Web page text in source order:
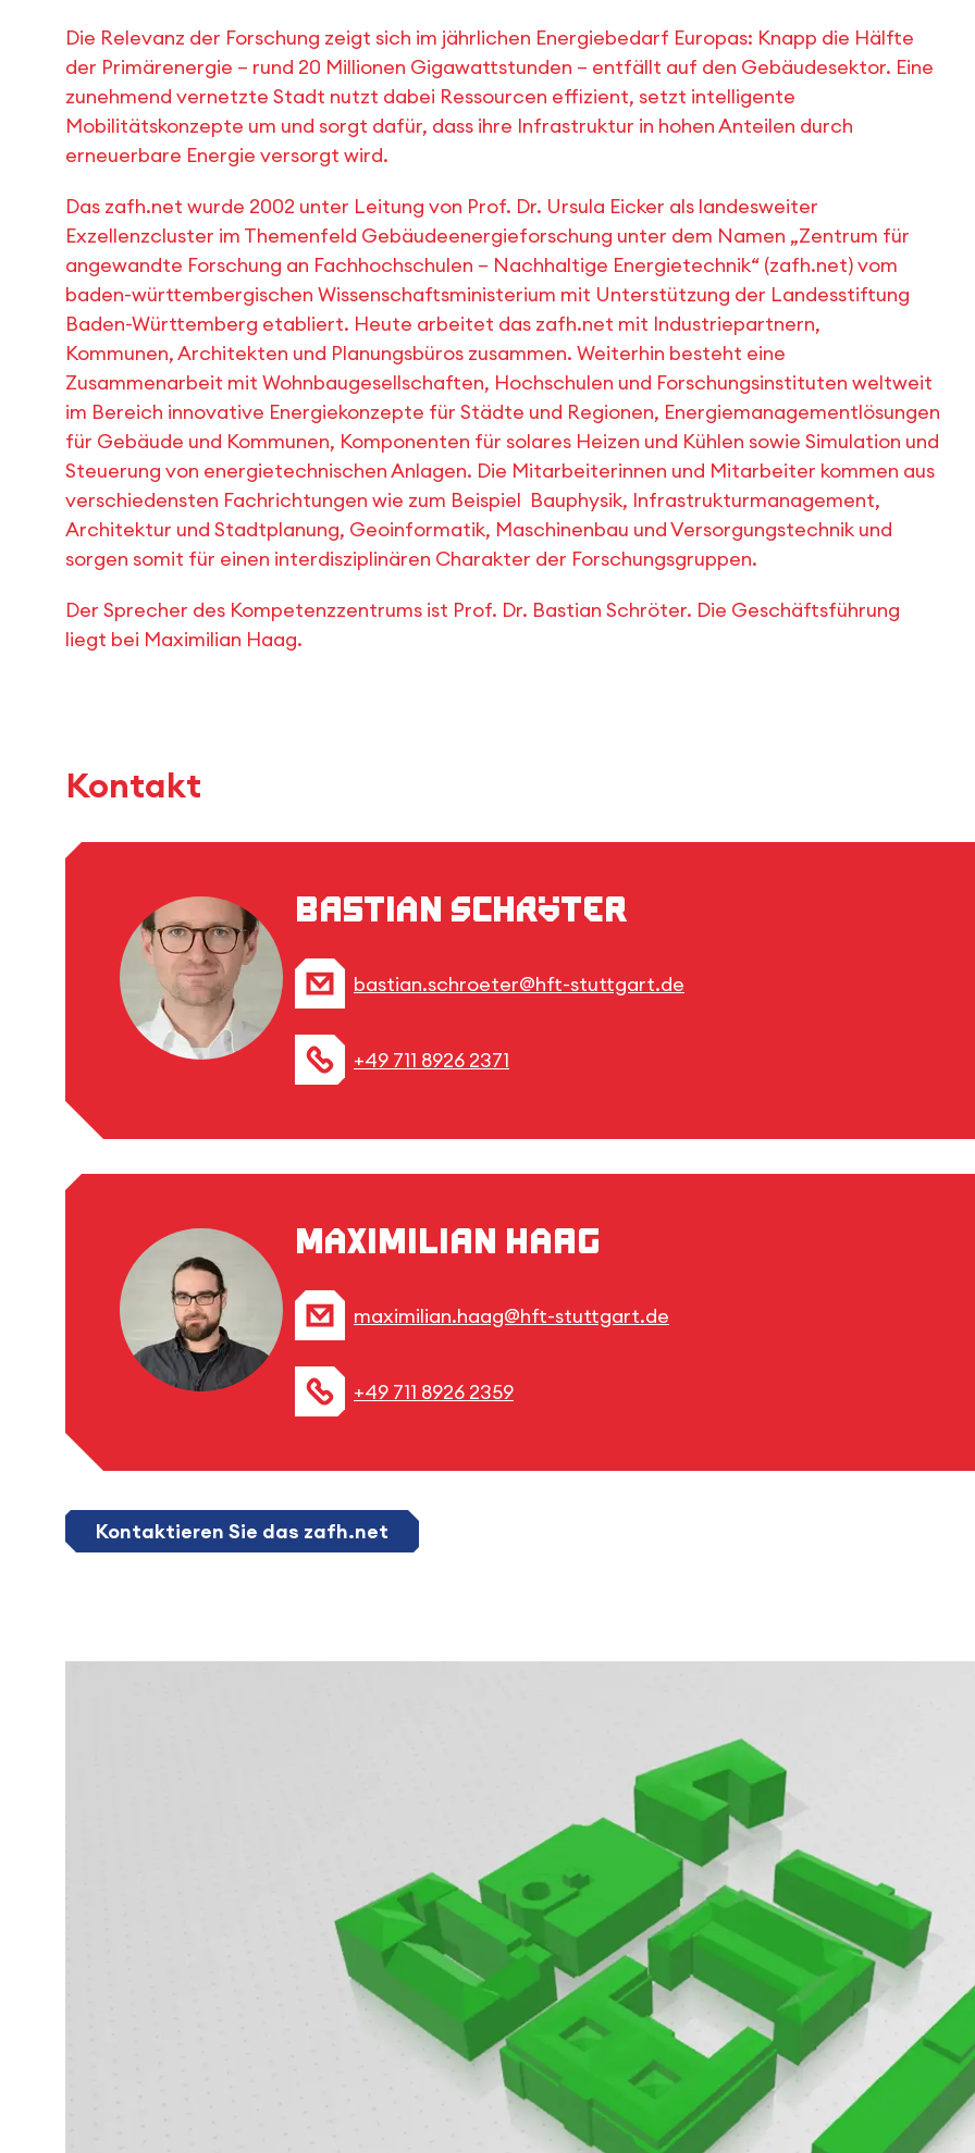
Die Relevanz der Forschung zeigt sich im jährlichen Energiebedarf Europas: Knapp die Hälfte
der Primärenergie – rund 20 Millionen Gigawattstunden – entfällt auf den Gebäudesektor. Eine
zunehmend vernetzte Stadt nutzt dabei Ressourcen effizient, setzt intelligente
Mobilitätskonzepte um und sorgt dafür, dass ihre Infrastruktur in hohen Anteilen durch
erneuerbare Energie versorgt wird.
Das zafh.net wurde 2002 unter Leitung von Prof. Dr. Ursula Eicker als landesweiter
Exzellenzcluster im Themenfeld Gebäudeenergieforschung unter dem Namen „Zentrum für
angewandte Forschung an Fachhochschulen – Nachhaltige Energietechnik“ (zafh.net) vom
baden-württembergischen Wissenschaftsministerium mit Unterstützung der Landesstiftung
Baden-Württemberg etabliert. Heute arbeitet das zafh.net mit Industriepartnern,
Kommunen, Architekten und Planungsbüros zusammen. Weiterhin besteht eine
Zusammenarbeit mit Wohnbaugesellschaften, Hochschulen und Forschungsinstituten weltweit
im Bereich innovative Energiekonzepte für Städte und Regionen, Energiemanagementlösungen
für Gebäude und Kommunen, Komponenten für solares Heizen und Kühlen sowie Simulation und
Steuerung von energietechnischen Anlagen. Die Mitarbeiterinnen und Mitarbeiter kommen aus
verschiedensten Fachrichtungen wie zum Beispiel Bauphysik, Infrastrukturmanagement,
Architektur und Stadtplanung, Geoinformatik, Maschinenbau und Versorgungstechnik und
sorgen somit für einen interdisziplinären Charakter der Forschungsgruppen.
Der Sprecher des Kompetenzzentrums ist Prof. Dr. Bastian Schröter. Die Geschäftsführung
liegt bei Maximilian Haag.
Kontakt
Bastian Schröter
bastian.schroeter@hft-stuttgart.de
+49 711 8926 2371
Maximilian Haag
maximilian.haag@hft-stuttgart.de
+49 711 8926 2359
Kontaktieren Sie das zafh.net